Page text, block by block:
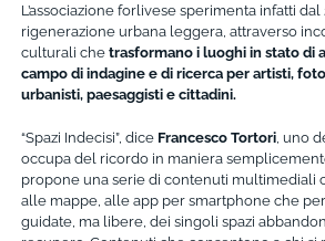
L’associazione forlivese sperimenta infatti
rigenerazione urbana leggera, attraverso
culturali chetrasformano i luoghi in stato di
campo di indagine e di ricerca per artisti,
urbanisti, paesaggisti e cittadini.
“Spazi Indecisi”, dice Francesco Tortori , uno
occupa del ricordo in maniera
propone una serie di contenuti multimediali
alle mappe, alle app per smartphone che
guidate, ma libere, dei singoli spazi